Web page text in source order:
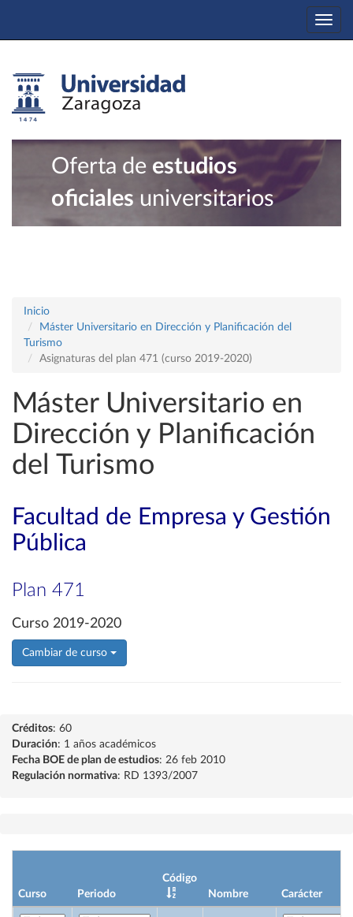
Oferta de estudios
oficiales universitarios
Inicio
Máster Universitario en Dirección y Planificación del
Turismo
Asignaturas del plan 471 (curso 2019-2020)
Máster Universitario en
Dirección y Planificación
del Turismo
Facultad de Empresa y Gestión
Pública
Plan 471
Curso 2019-2020
Cambiar de curso
Créditos: 60
Duración: 1 años académicos
Fecha BOE de plan de estudios: 26 feb 2010
Regulación normativa: RD 1393/2007
Curso Periodo
Código
Nombre
Carácter